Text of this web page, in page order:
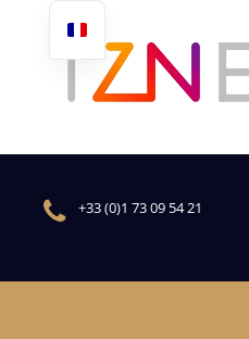
+33 (0)1 73 09 54 21